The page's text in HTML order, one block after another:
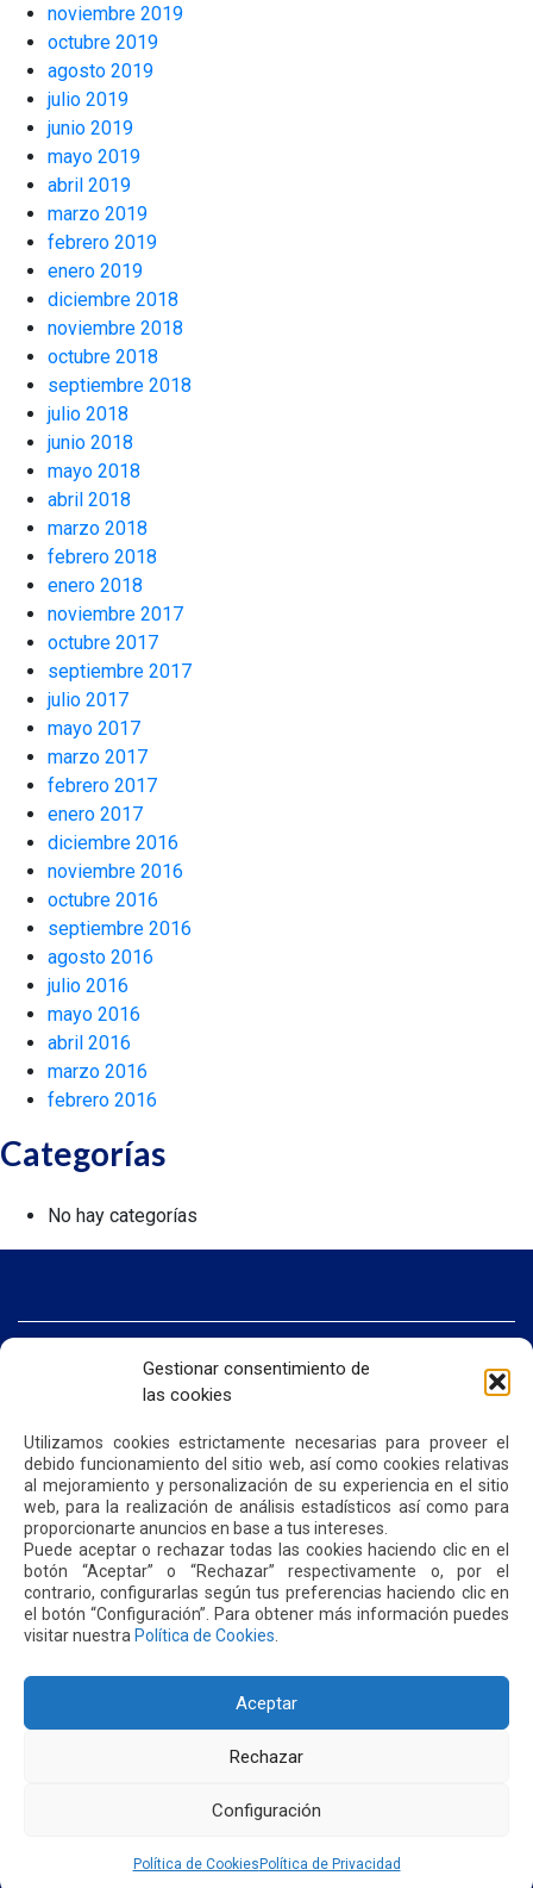
Gestionar consentimiento de
las cookies
Utilizamos cookies estrictamente necesarias para proveer el
debido funcionamiento del sitio web, así como cookies relativas
al mejoramiento y personalización de su experiencia en el sitio
web, para la realización de análisis estadísticos así como para
proporcionarte anuncios en base a tus intereses.
Puede aceptar o rechazar todas las cookies haciendo clic en el
botón “Aceptar” o “Rechazar” respectivamente o, por el
contrario, configurarlas según tus preferencias haciendo clic en
el botón “Configuración”. Para obtener más información puedes
visitar nuestra Política de Cookies
Aceptar
Rechazar
Configuración
Política de Cookies Política de Privacidad
noviembre 2019
octubre 2019
agosto 2019
julio 2019
junio 2019
mayo 2019
abril 2019
marzo 2019
febrero 2019
enero 2019
diciembre 2018
noviembre 2018
octubre 2018
septiembre 2018
julio 2018
junio 2018
mayo 2018
abril 2018
marzo 2018
febrero 2018
enero 2018
noviembre 2017
octubre 2017
septiembre 2017
julio 2017
mayo 2017
marzo 2017
febrero 2017
enero 2017
diciembre 2016
noviembre 2016
octubre 2016
septiembre 2016
agosto 2016
julio 2016
mayo 2016
abril 2016
marzo 2016
febrero 2016
Categorías
No hay categorías
SOMOS QUIPORT
SOSTENIBILIDAD
CONTÁCTENOS
POLÍTICA DE PRIVACIDADPOLÍTICA DE COOKIES
Dirección: Parroquia Tababela S/N vía a Yaruquí. Aeropuerto
PBX: +(593 2) 395 4200 / +(593 2) 395 4300